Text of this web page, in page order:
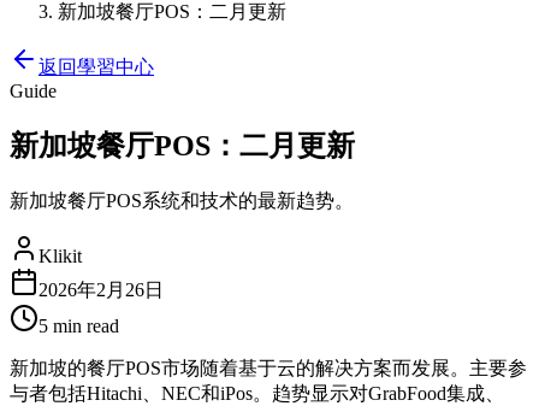
新加坡餐厅POS：二月更新
返回學習中心
Guide
新加坡餐厅POS：二月更新
新加坡餐厅POS系统和技术的最新趋势。
Klikit
2026年2月26日
5 min read
新加坡的餐厅POS市场随着基于云的解决方案而发展。主要参
与者包括Hitachi、NEC和iPos。趋势显示对GrabFood集成、